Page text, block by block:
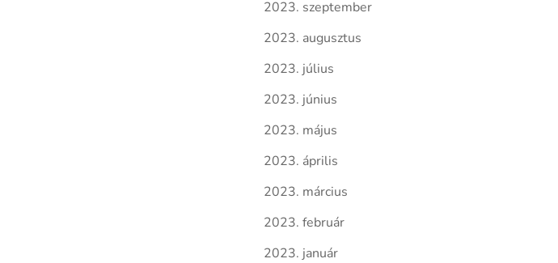
2023. szeptember
2023. augusztus
2023. július
2023. június
2023. május
2023. április
2023. március
2023. február
2023. január